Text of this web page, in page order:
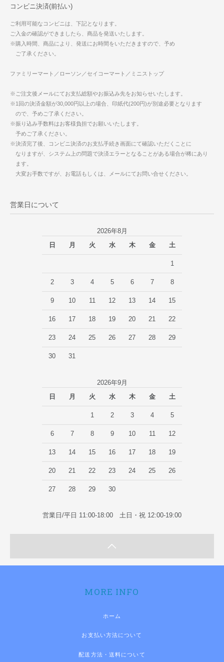
コンビニ決済(前払い)
ご利用可能なコンビニは、下記となります。
ご入金の確認ができましたら、商品を発送いたします。
※購入時間、商品により、発送にお時間をいただきますので、予め
ご了承ください。
ファミリーマート／ローソン／セイコーマート／ミニストップ
※ご注文後メールにてお支払総額やお振込み先をお知らせいたします。
※1回の決済金額が30,000円以上の場合、印紙代(200円)が別途必要となります
ので、予めご了承ください。
※振り込み手数料はお客様負担でお願いいたします。
予めご了承ください。
※決済完了後、コンビニ決済のお支払手続き画面にて確認いただくことに
なりますが、システム上の問題で決済エラーとなることがある場合が稀にあり
ます。
大変お手数ですが、お電話もしくは、メールにてお問い合せください。
営業日について
2026年8月
日
月 火 水 木 金 土
1
2 3 4 5 6 7 8
9 10 11 12 13 14 15
16 17 18 19 20 21 22
23 24 25 26 27 28 29
30 31
2026年9月
日
月 火 水 木 金 土
1 2 3 4 5
6 7 8 9 10 11 12
13 14 15 16 17 18 19
20 21 22 23 24 25 26
27 28 29 30
営業日/平日 11:00-18:00 土日・祝 12:00-19:00
MORE INFO
ホーム
お支払い方法について
配送方法・送料について